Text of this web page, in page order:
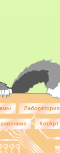
Лаборатория
КотАрт